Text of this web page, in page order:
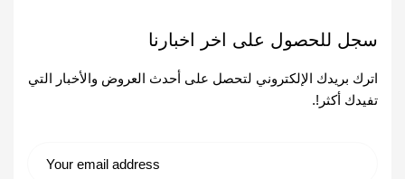
سجل للحصول على اخر اخبارنا
اترك بريدك الإلكتروني لتحصل على أحدث العروض والأخبار التي
تفيدك أكثر!.